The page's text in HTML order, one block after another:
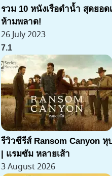
รวม 10 หนังเรือดำน้ำ สุดยอด
ห้ามพลาด!
26 July 2023
7.1
รีวิวซีรีส์ Ransom Canyon หุ
| แรมซัม หลายเส้า
3 August 2026